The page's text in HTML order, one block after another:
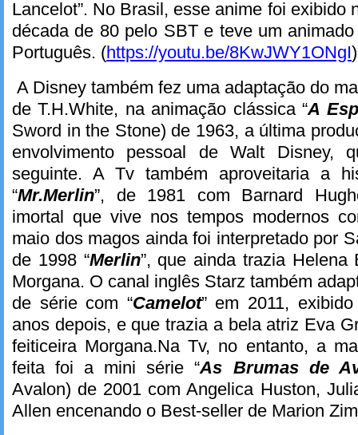
Lancelot”. No Brasil, esse anime foi exibido
década de 80 pelo SBT e teve um
Português. (https://youtu.be/8KwJWY1ONgI
A Disney também fez uma adaptação do
de T.H.White, na animação clássica “A
Sword in the Stone) de 1963, a última
envolvimento pessoal de Walt Disney,
seguinte. A Tv também aproveitaria a
“Mr.Merlin”, de 1981 com Barnard
imortal que vive nos tempos modernos
maio dos magos ainda foi interpretado por
de 1998 “Merlin”, que ainda trazia Helena
Morgana. O canal inglês Starz também
de série com “Camelot” em 2011,
anos depois, e que trazia a bela atriz Eva
feiticeira Morgana.Na Tv, no entanto, a
feita foi a mini série “As Brumas de
Avalon) de 2001 com Angelica Huston,
Allen encenando o Best-seller de Marion